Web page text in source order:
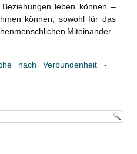
leben können –
können, sowohl für das
Miteinander.
nach Verbundenheit -